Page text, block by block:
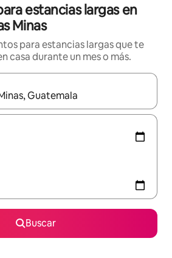
estancias largas en
Minas
para estancias largas que te
casa durante un mes o más.
estén disponibles, podrás navegar
Buscar